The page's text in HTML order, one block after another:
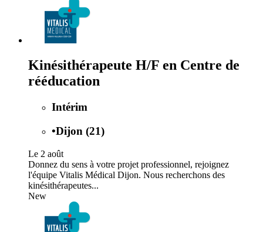
Kinésithérapeute H/F en Centre de
rééducation
Intérim
•Dijon (21)
Le 2 août
Donnez du sens à votre projet professionnel, rejoignez
l'équipe Vitalis Médical Dijon. Nous recherchons des
kinésithérapeutes...
New